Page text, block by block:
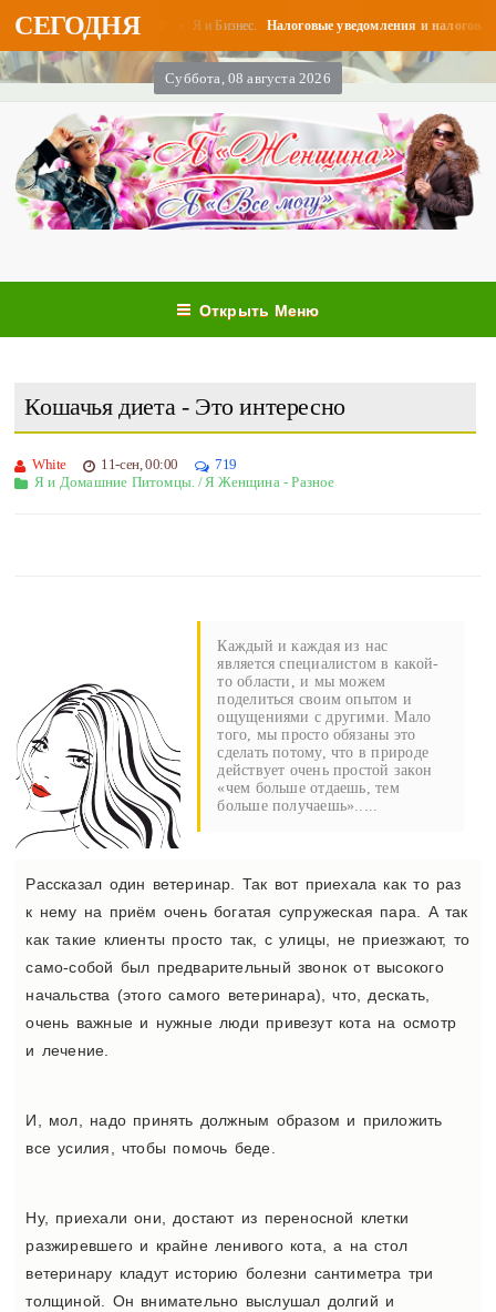
СЕГОДНЯ
- «Бизнес»... 0 Я и Бизнес. Налоговые уведомления и налоговая
Суббота, 08 августа 2026
Открыть Меню
Кошачья диета - Это интересно
White 11-сен, 00:00
719
Я и Домашние Питомцы. /Я Женщина - Разное
Каждый и каждая из нас
является специалистом в какой-
то области, и мы можем
поделиться своим опытом и
ощущениями с другими. Мало
того, мы просто обязаны это
сделать потому, что в природе
действует очень простой закон
«чем больше отдаешь, тем
больше получаешь».....
Рассказал один ветеринар. Так вот приехала как то раз
к нему на приём очень богатая супружеская пара. А так
как такие клиенты просто так, с улицы, не приезжают, то
само-собой был предварительный звонок от высокого
начальства (этого самого ветеринара), что, дескать,
очень важные и нужные люди привезут кота на осмотр
и лечение.
И, мол, надо принять должным образом и приложить
все усилия, чтобы помочь беде.
Ну, приехали они, достают из переносной клетки
разжиревшего и крайне ленивого кота, а на стол
ветеринару кладут историю болезни сантиметра три
толщиной. Он внимательно выслушал долгий и